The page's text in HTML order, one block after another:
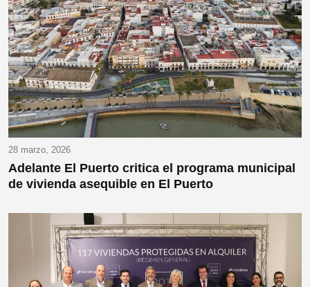
28 marzo, 2026
Adelante El Puerto critica el programa municipal
de vivienda asequible en El Puerto